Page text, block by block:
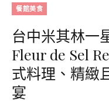
餐館美食
台中米其林一
Fleur de Sel
式料理、精緻
宴